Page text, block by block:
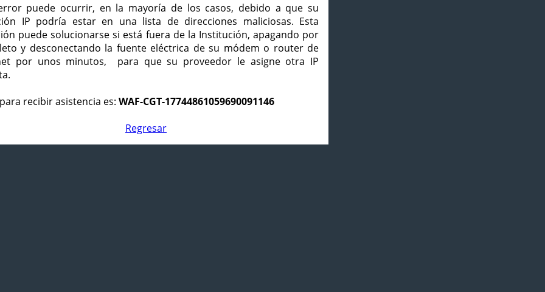
puede ocurrir, en la mayoría de los casos, debido a que su
IP podría estar en una lista de direcciones maliciosas. Esta
puede solucionarse si está fuera de la Institución, apagando por
y desconectando la fuente eléctrica de su módem o router de
por unos minutos, para que su proveedor le asigne otra IP
recibir asistencia es: WAF-CGT-17744861059690091146
Regresar